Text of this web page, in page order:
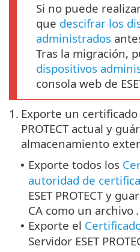
Si no puede
que descifrar los
administrados
Tras la migración,
dispositivos
consola web de
1. Exporte un certificado
PROTECT actual y
almacenamiento
• Exporte todos los
autoridad de
ESET PROTECT y
CA como un archivo
• Exporte el
Servidor ESET